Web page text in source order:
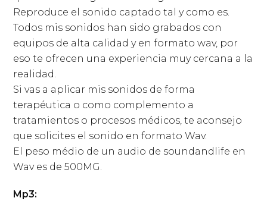
Reproduce el sonido captado tal y como es.
Todos mis sonidos han sido grabados con
equipos de alta calidad y en formato wav, por
eso te ofrecen una experiencia muy cercana a la
realidad.
Si vas a aplicar mis sonidos de forma
terapéutica o como complemento a
tratamientos o procesos médicos, te aconsejo
que solicites el sonido en formato Wav.
El peso médio de un audio de soundandlife en
Wav es de 500MG.
Mp3: